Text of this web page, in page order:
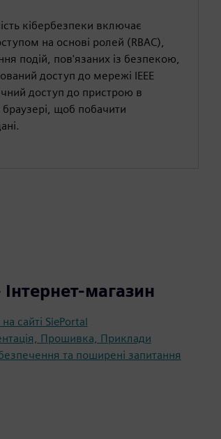
кібербезпеки включає
на основі ролей (RBAC),
подій, пов'язаних із безпекою,
доступ до мережі IEEE
доступ до пристрою в
щоб побачити
магазин
сайті SiePortal
Прошивка, Приклади
та поширені запитання